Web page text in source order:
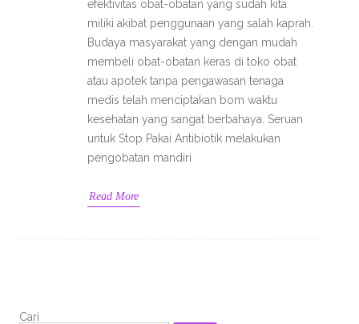
efektivitas obat-obatan yang sudah kita
miliki akibat penggunaan yang salah kaprah.
Budaya masyarakat yang dengan mudah
membeli obat-obatan keras di toko obat
atau apotek tanpa pengawasan tenaga
medis telah menciptakan bom waktu
kesehatan yang sangat berbahaya. Seruan
untuk Stop Pakai Antibiotik melakukan
pengobatan mandiri
Read More
Cari